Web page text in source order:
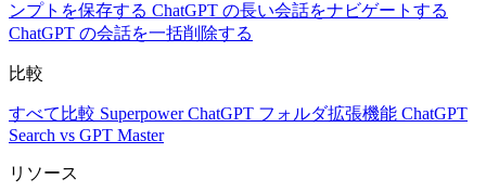
ンプトを保存する ChatGPT の長い会話をナビゲートする
ChatGPT の会話を一括削除する
比較
すべて比較 Superpower ChatGPT フォルダ拡張機能 ChatGPT
Search vs GPT Master
リソース